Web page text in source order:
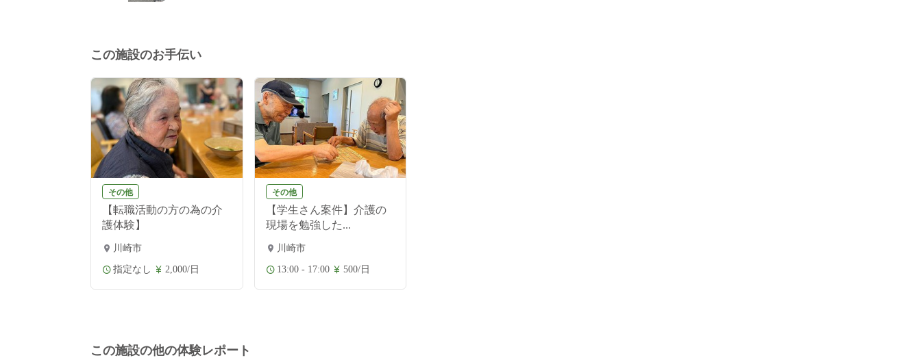
この施設のお手伝い
その他
【転職活動の方の為の介
護体験】
川崎市
指定なし 2,000/日
その他
【学生さん案件】介護の
現場を勉強した...
川崎市
13:00 - 17:00 500/日
この施設の他の体験レポート